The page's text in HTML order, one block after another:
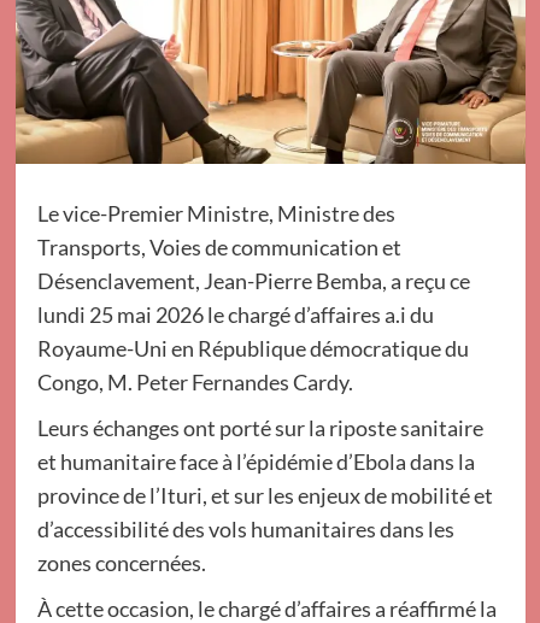
Le vice-Premier Ministre, Ministre des
Transports, Voies de communication et
Désenclavement, Jean-Pierre Bemba, a reçu ce
lundi 25 mai 2026 le chargé d’affaires a.i du
Royaume-Uni en République démocratique du
Congo, M. Peter Fernandes Cardy.
Leurs échanges ont porté sur la riposte sanitaire
et humanitaire face à l’épidémie d’Ebola dans la
province de l’Ituri, et sur les enjeux de mobilité et
d’accessibilité des vols humanitaires dans les
zones concernées.
À cette occasion, le chargé d’affaires a réaffirmé la